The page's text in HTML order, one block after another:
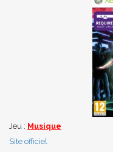
Jeu : Musique
Site officiel